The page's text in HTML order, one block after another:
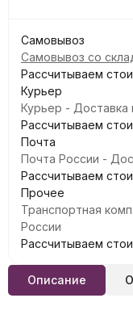
Самовывоз
Самовывоз со
Рассчитываем
Курьер
Курьер - Доставка
Рассчитываем
Почта
Почта России -
Рассчитываем
Прочее
Транспортная
России
Рассчитываем
Описание